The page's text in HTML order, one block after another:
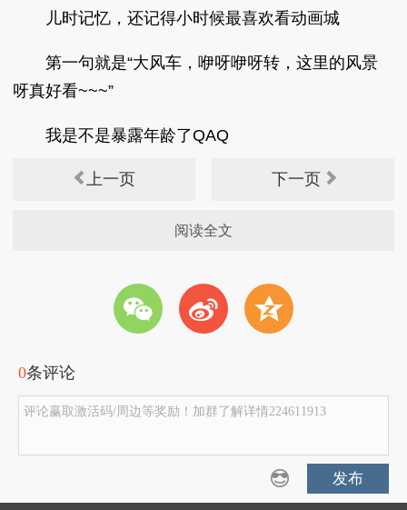
儿时记忆，还记得小时候最喜欢看动画城
第一句就是“大风车，咿呀咿呀转，这里的风景
呀真好看~~~”
我是不是暴露年龄了QAQ
上一页 下一页
阅读全文
w t z
0条评论
评论赢取激活码/周边等奖励！加群了解详情224611913
发布